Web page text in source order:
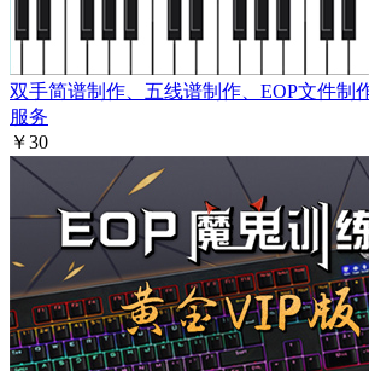
双手简谱制作、五线谱制作、EOP文件制
服务
￥30